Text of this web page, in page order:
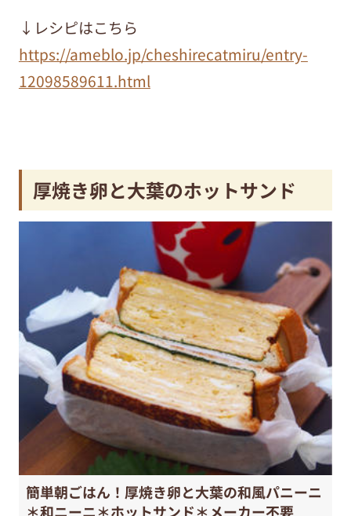
↓レシピはこちら
https://ameblo.jp/cheshirecatmiru/entry-
12098589611.html
厚焼き卵と大葉のホットサンド
簡単朝ごはん！厚焼き卵と大葉の和風パニーニ
＊和ニーニ＊ホットサンド＊メーカー不要